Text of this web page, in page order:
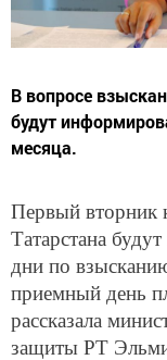
В вопросе
будут
месяца.
Первый вторник
Татарстана
дни по
приемный день
рассказала
защиты РТ